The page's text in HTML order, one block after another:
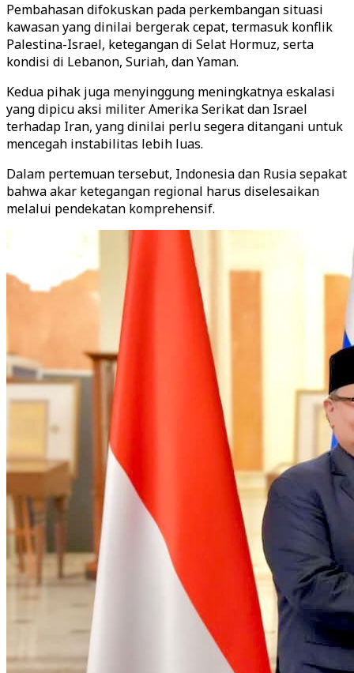
Pembahasan difokuskan pada perkembangan situasi
kawasan yang dinilai bergerak cepat, termasuk konflik
Palestina-Israel, ketegangan di Selat Hormuz, serta
kondisi di Lebanon, Suriah, dan Yaman.
Kedua pihak juga menyinggung meningkatnya eskalasi
yang dipicu aksi militer Amerika Serikat dan Israel
terhadap Iran, yang dinilai perlu segera ditangani untuk
mencegah instabilitas lebih luas.
Dalam pertemuan tersebut, Indonesia dan Rusia sepakat
bahwa akar ketegangan regional harus diselesaikan
melalui pendekatan komprehensif.